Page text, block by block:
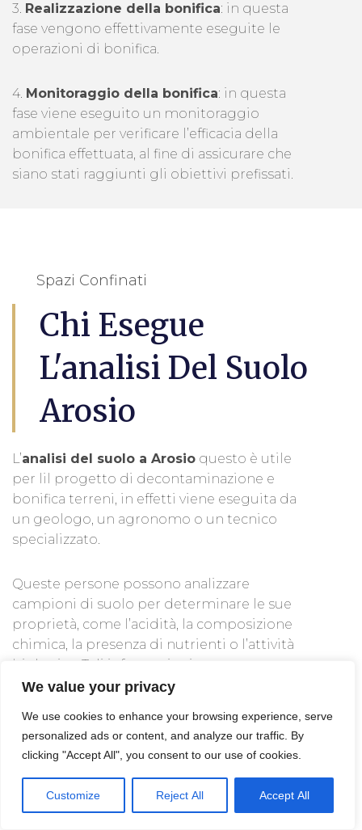
We value your privacy
We use cookies to enhance your browsing experience, serve
personalized ads or content, and analyze our traffic. By
clicking "Accept All", you consent to our use of cookies.
Customize Reject All Accept All
3. Realizzazione della bonifica: in questa
fase vengono effettivamente eseguite le
operazioni di bonifica.
4. Monitoraggio della bonifica: in questa
fase viene eseguito un monitoraggio
ambientale per verificare l’efficacia della
bonifica effettuata, al fine di assicurare che
siano stati raggiunti gli obiettivi prefissati.
Spazi Confinati
Chi Esegue
L'analisi Del Suolo
Arosio
L’analisi del suolo a Arosio questo è utile
per lil progetto di decontaminazione e
bonifica terreni, in effetti viene eseguita da
un geologo, un agronomo o un tecnico
specializzato.
Queste persone possono analizzare
campioni di suolo per determinare le sue
proprietà, come l’acidità, la composizione
chimica, la presenza di nutrienti o l’attività
biologica. Tali informazioni possono essere
utilizzate per fare scelte di gestione del
Cerchi un esperto inanalisi del suolo a
aziende e i professionisti della provincia:
richiedi senza impegno tutti i preventivi che